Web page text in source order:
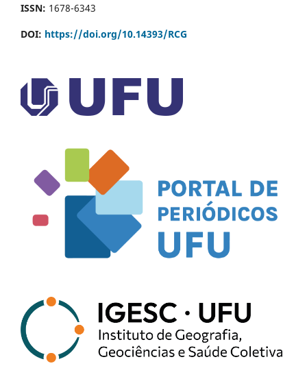
ISSN: 1678-6343
DOI: https://doi.org/10.14393/RCG